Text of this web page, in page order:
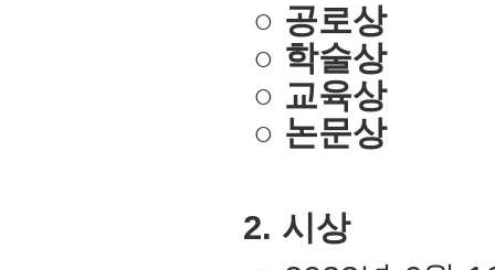
○ 공로상
○ 학술상
○ 교육상
○ 논문상
2. 시상